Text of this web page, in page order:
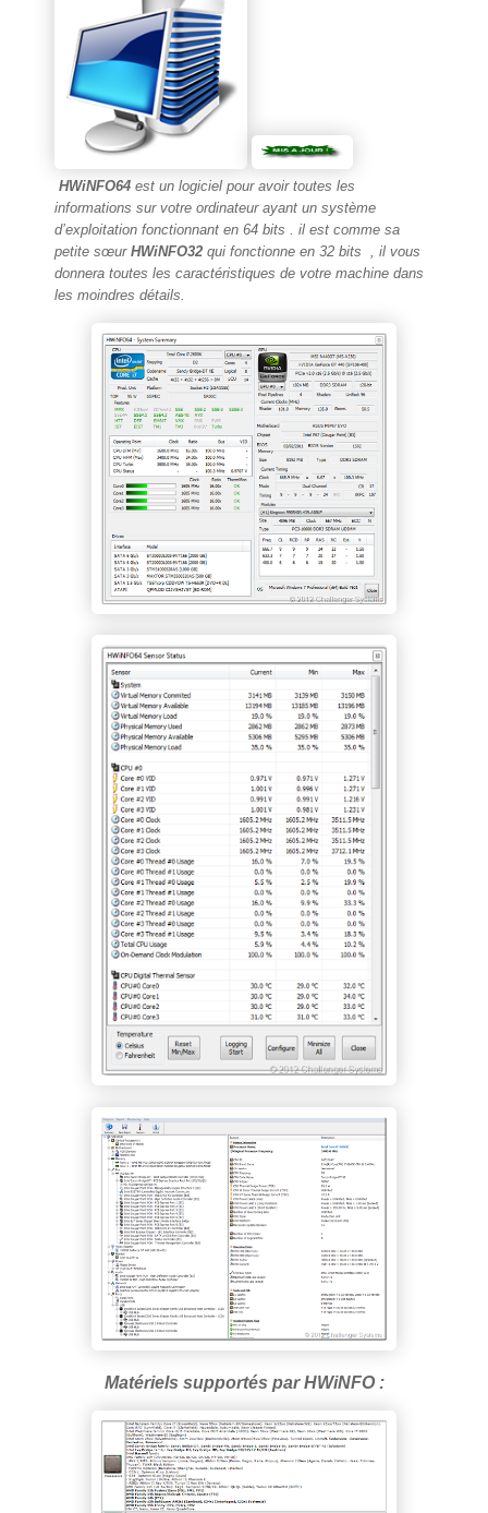
HWiNFO64 est un logiciel pour avoir toutes les
informations sur votre ordinateur ayant un système
d’exploitation fonctionnant en 64 bits . il est comme sa
petite sœur HWiNFO32 qui fonctionne en 32 bits , il vous
donnera toutes les caractéristiques de votre machine dans
les moindres détails.
Matériels supportés par HWiNFO :